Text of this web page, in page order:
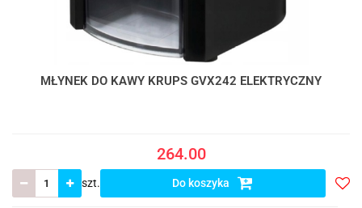
MŁYNEK DO KAWY KRUPS GVX242 ELEKTRYCZNY
264.00
szt. Do koszyka